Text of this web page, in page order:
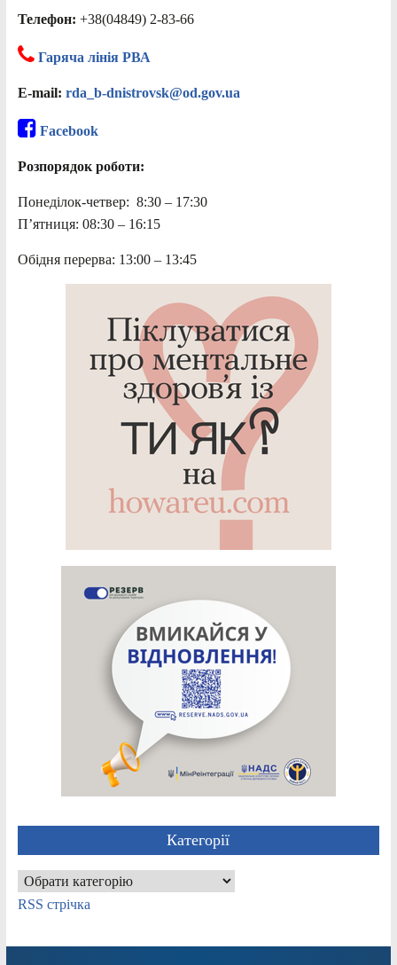
Телефон: +38(04849) 2-83-66
Гаряча лінія РВА
E-mail: rda_b-dnistrovsk@od.gov.ua
Facebook
Розпорядок роботи:
Понеділок-четвер: 8:30 – 17:30
П’ятниця: 08:30 – 16:15
Обідня перерва: 13:00 – 13:45
Категорії
Категорії
RSS стрічка